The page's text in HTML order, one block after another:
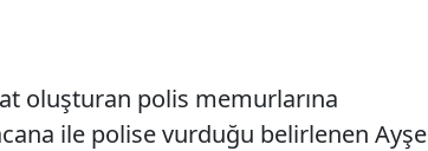
oluşturan polis memurlarına
ile polise vurduğu belirlenen Ayşe